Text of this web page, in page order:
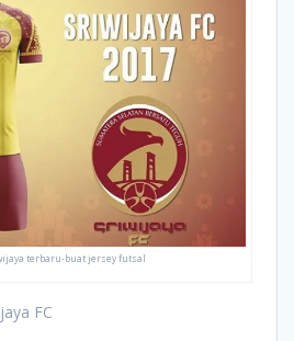
terbaru-buat jersey futsal
FC